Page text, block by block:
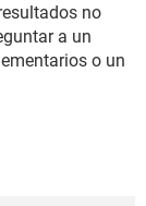
no
a un
o un